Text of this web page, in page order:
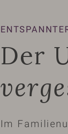
Der
Im